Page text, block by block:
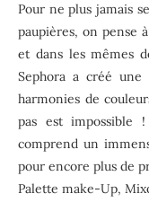
Pour ne plus jamais
paupières, on pense
et dans les mêmes
Sephora a créé une
harmonies de
pas est impossible
comprend un
pour encore plus de
Palette make-Up,